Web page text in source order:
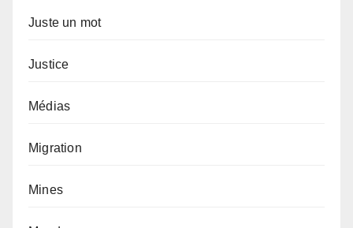
Juste un mot
Justice
Médias
Migration
Mines